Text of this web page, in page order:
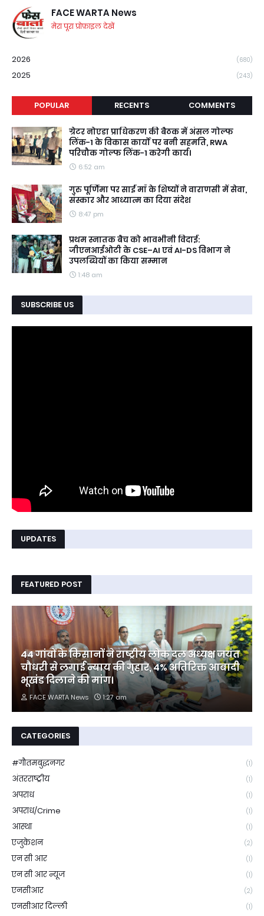
FACE WARTA News
मेरा पूरा प्रोफ़ाइल देखें
2026 (680)
2025 (243)
POPULAR RECENTS COMMENTS
ग्रेटर नोएडा प्राधिकरण की बैठक में अंसल गोल्फ
लिंक-1 के विकास कार्यों पर बनी सहमति, RWA
परिचौक गोल्फ लिंक-1 करेगी कार्य।
6:52 am
गुरु पूर्णिमा पर साईं माँ के शिष्यों ने वाराणसी में सेवा,
संस्कार और आध्यात्म का दिया संदेश
8:47 pm
प्रथम स्नातक बैच को भावभीनी विदाई:
जीएनआईओटी के CSE–AI एवं AI-DS विभाग ने
उपलब्धियों का किया सम्मान
1:48 am
SUBSCRIBE US
UPDATES
FEATURED POST
44 गांवों के किसानों ने राष्ट्रीय लोक दल अध्यक्ष जयंत
चौधरी से लगाई न्याय की गुहार, 4% अतिरिक्त आबादी
भूखंड दिलाने की मांग।
FACE WARTA News 1:27 am
CATEGORIES
#गौतमबुद्धनगर (1)
अंतरराष्ट्रीय (1)
अपराध (1)
अपराध/Crime (1)
आस्था (1)
एजुकेशन (2)
एन सी आर (1)
एन सी आर न्यूज (1)
एनसीआर (2)
एनसीआर दिल्ली (1)